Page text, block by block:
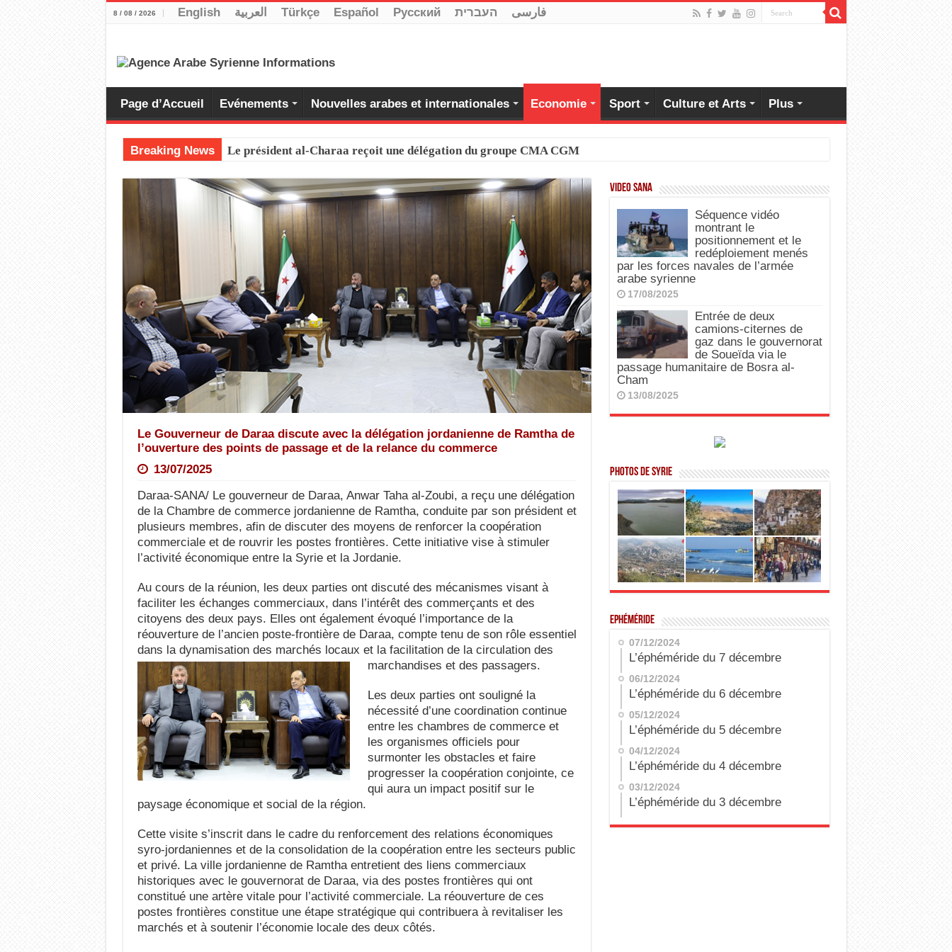
8 / 08 / 2026 English العربية Türkçe Español Pусский העברית فارسی
Page d’Accueil Evénements Nouvelles arabes et internationales Economie Sport Culture et Arts Plus
Breaking News Le président al-Charaa reçoit une délégation du groupe CMA CGM
Le Gouverneur de Daraa discute avec la délégation jordanienne de Ramtha de
l’ouverture des points de passage et de la relance du commerce
13/07/2025
Daraa-SANA/ Le gouverneur de Daraa, Anwar Taha al-Zoubi, a reçu une délégation
de la Chambre de commerce jordanienne de Ramtha, conduite par son président et
plusieurs membres, afin de discuter des moyens de renforcer la coopération
commerciale et de rouvrir les postes frontières. Cette initiative vise à stimuler
l’activité économique entre la Syrie et la Jordanie.
Au cours de la réunion, les deux parties ont discuté des mécanismes visant à
faciliter les échanges commerciaux, dans l’intérêt des commerçants et des
citoyens des deux pays. Elles ont également évoqué l’importance de la
réouverture de l’ancien poste-frontière de Daraa, compte tenu de son rôle essentiel
dans la dynamisation des marchés locaux et la facilitation de la circulation des
marchandises et des passagers.
Les deux parties ont souligné la
nécessité d’une coordination continue
entre les chambres de commerce et
les organismes officiels pour
surmonter les obstacles et faire
progresser la coopération conjointe, ce
qui aura un impact positif sur le
paysage économique et social de la région.
Cette visite s’inscrit dans le cadre du renforcement des relations économiques
syro-jordaniennes et de la consolidation de la coopération entre les secteurs public
et privé. La ville jordanienne de Ramtha entretient des liens commerciaux
historiques avec le gouvernorat de Daraa, via des postes frontières qui ont
constitué une artère vitale pour l’activité commerciale. La réouverture de ces
postes frontières constitue une étape stratégique qui contribuera à revitaliser les
marchés et à soutenir l’économie locale des deux côtés.
Video SANA
Séquence vidéo
montrant le
positionnement et le
redéploiement menés
par les forces navales de l’armée
arabe syrienne
17/08/2025
Entrée de deux
camions-citernes de
gaz dans le gouvernorat
de Soueïda via le
passage humanitaire de Bosra al-
Cham
13/08/2025
Photos de Syrie
Ephéméride
07/12/2024
L’éphéméride du 7 décembre
06/12/2024
L’éphéméride du 6 décembre
05/12/2024
L’éphéméride du 5 décembre
04/12/2024
L’éphéméride du 4 décembre
03/12/2024
L’éphéméride du 3 décembre